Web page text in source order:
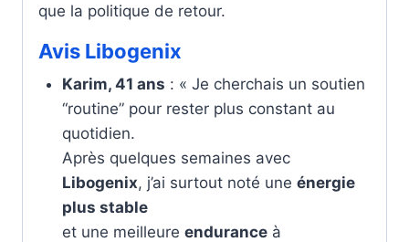
que la politique de retour.
Avis Libogenix
Karim, 41 ans : « Je cherchais un soutien
“routine” pour rester plus constant au
quotidien.
Après quelques semaines avec
Libogenix, j’ai surtout noté une énergie
plus stable
et une meilleure enduranceà